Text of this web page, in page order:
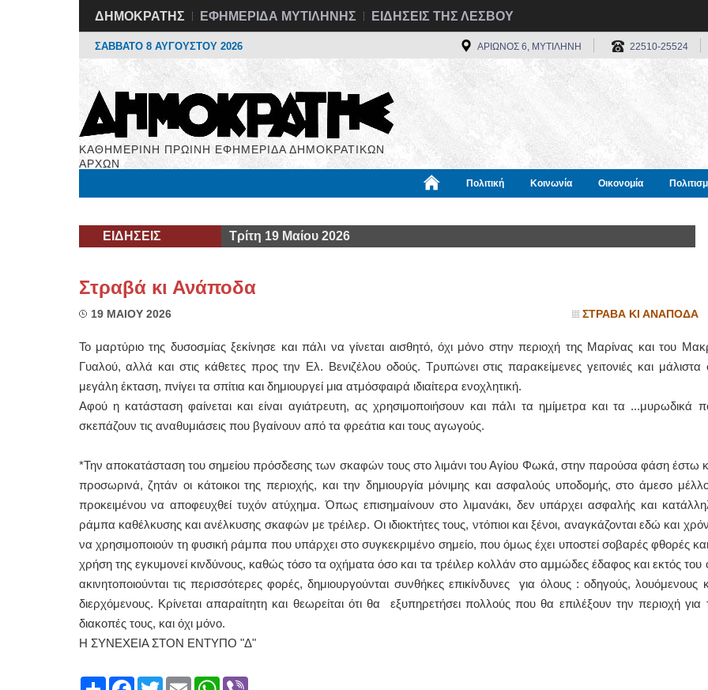
ΔΗΜΟΚΡΑΤΗΣ ΕΦΗΜΕΡΙΔΑ ΜΥΤΙΛΗΝΗΣ ΕΙΔΗΣΕΙΣ ΤΗΣ ΛΕΣΒΟΥ
ΣΑΒΒΑΤΟ 8 ΑΥΓΟΥΣΤΟΥ 2026 ΑΡΙΩΝΟΣ 6, ΜΥΤΙΛΗΝΗ 22510-25524
ΚΑΘΗΜΕΡΙΝΗ ΠΡΩΙΝΗ ΕΦΗΜΕΡΙΔΑ ΔΗΜΟΚΡΑΤΙΚΩΝ
ΑΡΧΩΝ
Πολιτική Κοινωνία Οικονομία
ΕΙΔΗΣΕΙΣ Τρίτη 19 Μαίου 2026
Στραβά κι Ανάποδα
19 ΜΑΙΟΥ 2026 ΣΤΡΑΒΑ ΚΙ ΑΝΑΠΟΔΑ
Το μαρτύριο της δυσοσμίας ξεκίνησε και πάλι να γίνεται αισθητό, όχι μόνο στην περιοχή της Μαρίνας και του
Γυαλού, αλλά και στις κάθετες προς την Ελ. Βενιζέλου οδούς. Τρυπώνει στις παρακείμενες γειτονιές και μάλιστα
μεγάλη έκταση, πνίγει τα σπίτια και δημιουργεί μια ατμόσφαιρά ιδιαίτερα ενοχλητική.
Αφού η κατάσταση φαίνεται και είναι αγιάτρευτη, ας χρησιμοποιήσουν και πάλι τα ημίμετρα και τα ...μυρωδικά
σκεπάζουν τις αναθυμιάσεις που βγαίνουν από τα φρεάτια και τους αγωγούς.
*Την αποκατάσταση του σημείου πρόσδεσης των σκαφών τους στο λιμάνι του Αγίου Φωκά, στην παρούσα φάση έστω
προσωρινά, ζητάν οι κάτοικοι της περιοχής, και την δημιουργία μόνιμης και ασφαλούς υποδομής, στο άμεσο
προκειμένου να αποφευχθεί τυχόν ατύχημα. Όπως επισημαίνουν στο λιμανάκι, δεν υπάρχει ασφαλής και
ράμπα καθέλκυσης και ανέλκυσης σκαφών με τρέιλερ. Οι ιδιοκτήτες τους, ντόπιοι και ξένοι, αναγκάζονται εδώ και
να χρησιμοποιούν τη φυσική ράμπα που υπάρχει στο συγκεκριμένο σημείο, που όμως έχει υποστεί σοβαρές φθορές
χρήση της εγκυμονεί κινδύνους, καθώς τόσο τα οχήματα όσο και τα τρέιλερ κολλάν στο αμμώδες έδαφος και εκτός του
ακινητοποιούνται τις περισσότερες φορές, δημιουργούνται συνθήκες επικίνδυνες για όλους : οδηγούς, λουόμενους
διερχόμενους. Κρίνεται απαραίτητη και θεωρείται ότι θα εξυπηρετήσει πολλούς που θα επιλέξουν την περιοχή για
διακοπές τους, και όχι μόνο.
Η ΣΥΝΕΧΕΙΑ ΣΤΟΝ ΕΝΤΥΠΟ "Δ"
ShareFacebook
TwitterEmailWhatsApp
Viber